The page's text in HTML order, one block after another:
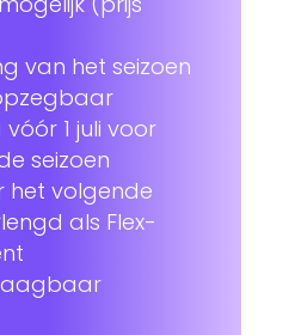
van het seizoen
1 juli voor
seizoen
het volgende
als Flex-